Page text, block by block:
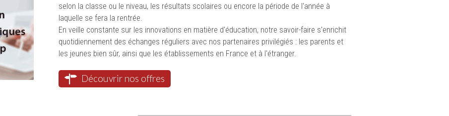
selon la classe ou le niveau, les résultats scolaires ou encore la période de l'année à
laquelle se fera la rentrée.
En veille constante sur les innovations en matière d'éducation, notre savoir-faire s'enrichit
quotidiennement des échanges réguliers avec nos partenaires privilégiés : les parents et
les jeunes bien sûr, ainsi que les établissements en France et à l'étranger.
Découvrir nos offres